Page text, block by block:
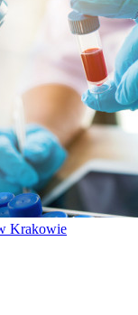
Krakowie